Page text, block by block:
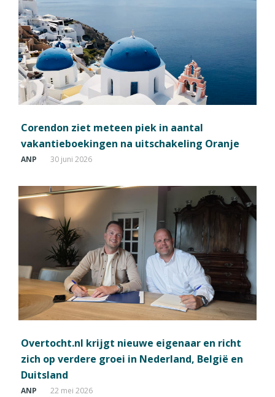
Corendon ziet meteen piek in aantal
vakantieboekingen na uitschakeling Oranje
ANP 30 juni 2026
Overtocht.nl krijgt nieuwe eigenaar en richt
zich op verdere groei in Nederland, België en
Duitsland
ANP 22 mei 2026